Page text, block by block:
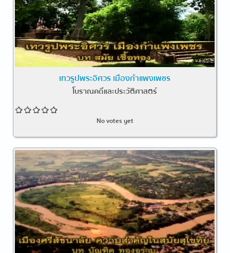
เทวรูปพระอิศวร เมืองกำแพงเพชร
โบราณคดีและประวัติศาสตร์
No votes yet